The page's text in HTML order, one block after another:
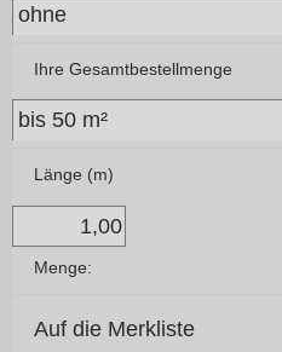
Ihre Gesamtbestellmenge
Länge (m)
Menge:
Auf die Merkliste